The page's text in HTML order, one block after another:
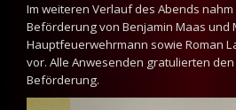
Im weiteren Verlauf des Abends
Beförderung von Benjamin Maas und
Hauptfeuerwehrmann sowie Roman
vor. Alle Anwesenden gratulierten
Beförderung.